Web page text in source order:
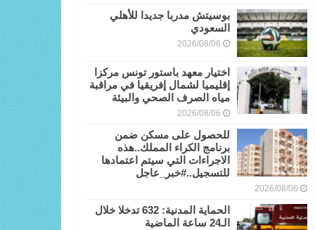
بوسيتش مدربا جديدا للأهلي
السعودي
2026/08/06
اختيار معهد باستور تونس مركزا
إقليميا لشمال إفريقيا في مراقبة
مياه الصرف الصحي والبيئة
2026/08/06
للحصول على مسكن ضمن
برنامج الكراء المملك..هذه
الاجراءات التي سيتم اعتمادها
للتسجيل..#خبر_عاجل
2026/08/06
الحماية المدنية: 632 تدخلا خلال
الـ24 ساعة الماضية